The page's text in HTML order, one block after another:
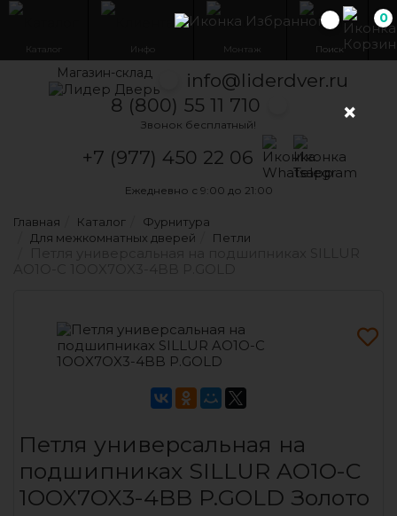
Магазин-склад
info@liderdver.ru
8 (800) 55 11 710
Звонок бесплатный!
+7 (977) 450 22 06
Написать на
Написать на
Ежедневно с 9:00 до 21:00
0
Каталог Инфо Монтаж Поиск
Главная Каталог
Фурнитура
Для межкомнатных дверей
Петли
Петля универсальная на
подшипниках SILLUR AO1O-C
1OOX7OX3-4BB P.GOLD Золото
×